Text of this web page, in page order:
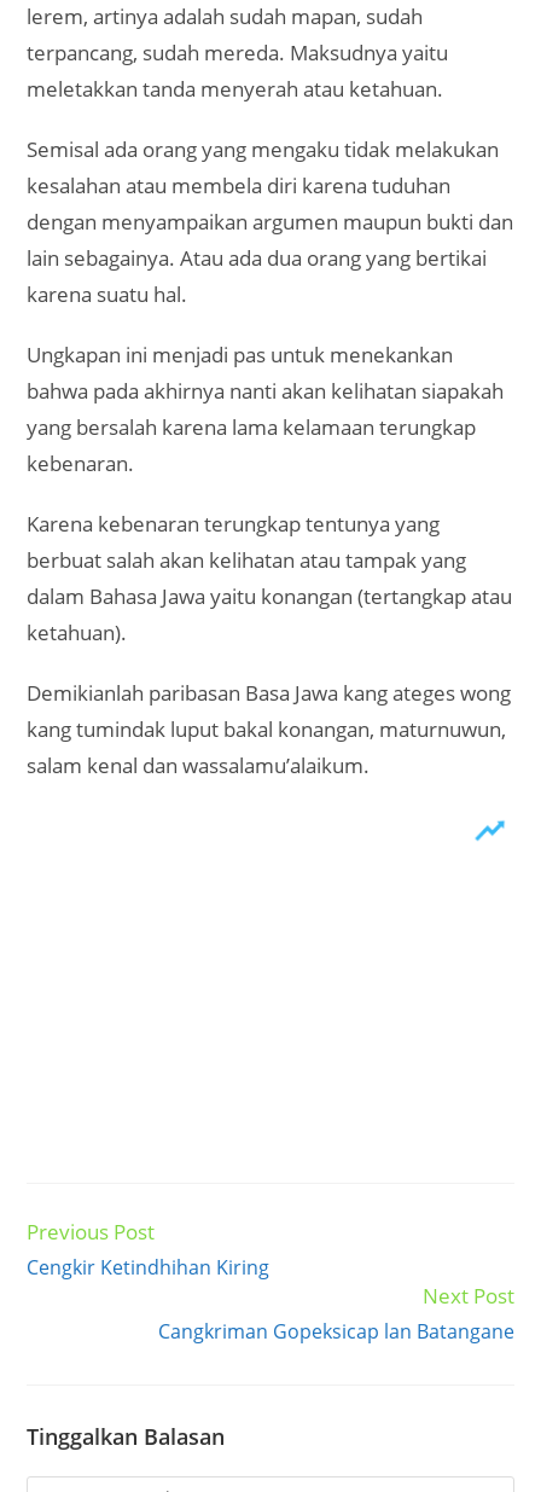
lerem, artinya adalah sudah mapan, sudah
terpancang, sudah mereda. Maksudnya yaitu
meletakkan tanda menyerah atau ketahuan.
Semisal ada orang yang mengaku tidak melakukan
kesalahan atau membela diri karena tuduhan
dengan menyampaikan argumen maupun bukti dan
lain sebagainya. Atau ada dua orang yang bertikai
karena suatu hal.
Ungkapan ini menjadi pas untuk menekankan
bahwa pada akhirnya nanti akan kelihatan siapakah
yang bersalah karena lama kelamaan terungkap
kebenaran.
Karena kebenaran terungkap tentunya yang
berbuat salah akan kelihatan atau tampak yang
dalam Bahasa Jawa yaitu konangan (tertangkap atau
ketahuan).
Demikianlah paribasan Basa Jawa kang ateges wong
kang tumindak luput bakal konangan, maturnuwun,
salam kenal dan wassalamu’alaikum.
Read
articles
Previous Post
Cengkir Ketindhihan Kiring
Next Post
Cangkriman Gopeksicap lan Batangane
Tinggalkan Balasan